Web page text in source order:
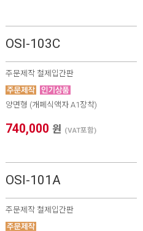
OSI-103C
주문제작 철제입간판
양면형 (개폐식액자 A1장착)
740,000 원 (VAT포함)
OSI-101A
주문제작 철제입간판